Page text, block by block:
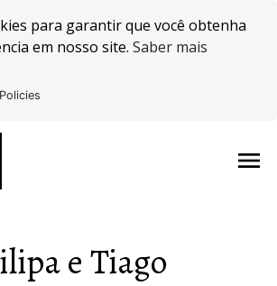
para garantir que você obtenha
em nosso site. Saber mais
menu
e Tiago